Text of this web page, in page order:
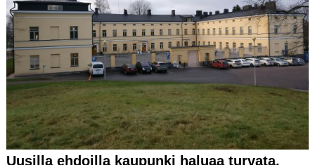
Uusilla ehdoilla kaupunki haluaa turvata,